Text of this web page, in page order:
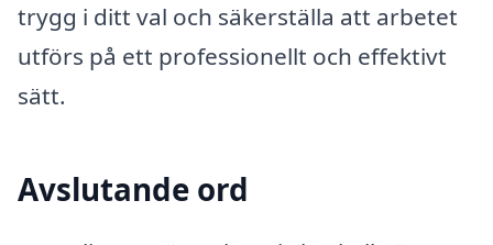
trygg i ditt val och säkerställa att arbetet
utförs på ett professionellt och effektivt
sätt.
Avslutande ord